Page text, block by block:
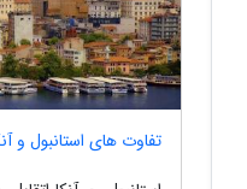
تفاوت های استانبول و